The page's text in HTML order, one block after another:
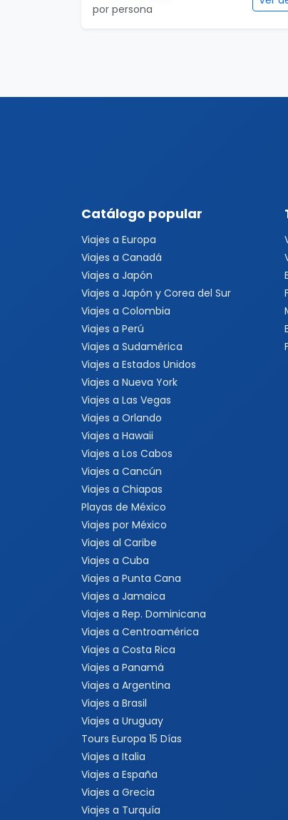
por persona
Catálogo popular
Viajes a Europa
Viajes a Canadá
Viajes a Japón
Viajes a Japón y Corea del Sur
Viajes a Colombia
Viajes a Perú
Viajes a Sudamérica
Viajes a Estados Unidos
Viajes a Nueva York
Viajes a Las Vegas
Viajes a Orlando
Viajes a Hawaii
Viajes a Los Cabos
Viajes a Cancún
Viajes a Chiapas
Playas de México
Viajes por México
Viajes al Caribe
Viajes a Cuba
Viajes a Punta Cana
Viajes a Jamaica
Viajes a Rep. Dominicana
Viajes a Centroamérica
Viajes a Costa Rica
Viajes a Panamá
Viajes a Argentina
Viajes a Brasil
Viajes a Uruguay
Tours Europa 15 Días
Viajes a Italia
Viajes a España
Viajes a Grecia
Viajes a Turquía